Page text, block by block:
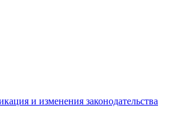
и изменения законодательства